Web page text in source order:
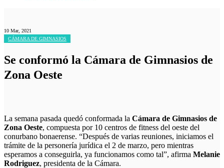
10 Mar, 2021
CÁMARA DE GIMNASIOS
Se conformó la Cámara de Gimnasios de
Zona Oeste
La semana pasada quedó conformada la Cámara de Gimnasios de
Zona Oeste, compuesta por 10 centros de fitness del oeste del
conurbano bonaerense. “Después de varias reuniones, iniciamos el
trámite de la personería jurídica el 2 de marzo, pero mientras
esperamos a conseguirla, ya funcionamos como tal”, afirma Melanie
Rodriguez, presidenta de la Cámara.